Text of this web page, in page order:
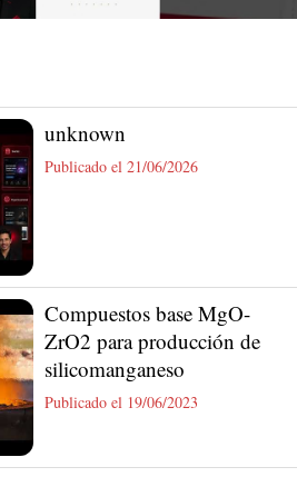
unknown
Publicado el 21/06/2026
Compuestos base MgO-
ZrO2 para producción de
silicomanganeso
Publicado el 19/06/2023